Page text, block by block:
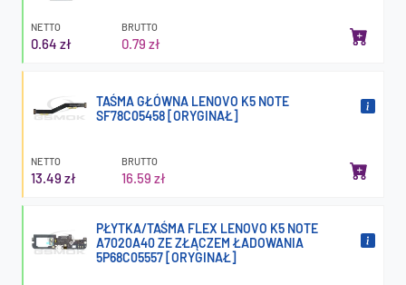
NETTO
0.64 zł
BRUTTO
0.79 zł
TAŚMA GŁÓWNA LENOVO K5 NOTE
SF78C05458 [ORYGINAŁ]
NETTO
13.49 zł
BRUTTO
16.59 zł
PŁYTKA/TAŚMA FLEX LENOVO K5 NOTE
A7020A40 ZE ZŁĄCZEM ŁADOWANIA
5P68C05557 [ORYGINAŁ]